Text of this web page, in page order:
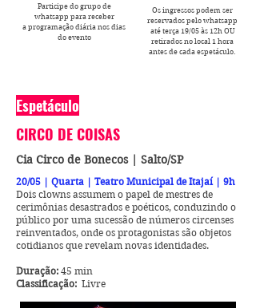
Participe do grupo de
whatsapp para receber
a programação diária nos dias
do evento
Os ingressos podem ser
reservados pelo whatsapp
até terça 19/05 às 12h OU
retirados no local 1 hora
antes de cada espetáculo.
Espetáculo
CIRCO DE COISAS
Cia Circo de Bonecos | Salto/SP
20/05 | Quarta | Teatro Municipal de Itajaí | 9h
Dois clowns assumem o papel de mestres de
cerimônias desastrados e poéticos, conduzindo o
público por uma sucessão de números circenses
reinventados, onde os protagonistas são objetos
cotidianos que revelam novas identidades.
Duração: 45 min
Classificação: Livre